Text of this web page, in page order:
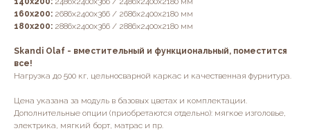
160х200: 2686х2400х366 / 2686х2400х2180 мм
180х200: 2886х2400х366 / 2886х2400х2180 мм
Skandi Olaf - вместительный и функциональный, поместится
все!
Нагрузка до 500 кг, цельносварной каркас и качественная фурнитура.
Цена указана за модуль в базовых цветах и комплектации.
Дополнительные опции (приобретаются отдельно): мягкое изголовье,
электрика, мягкий борт, матрас и пр.